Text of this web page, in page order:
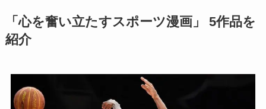
「心を奮い立たすスポーツ漫画」 5作品を
紹介